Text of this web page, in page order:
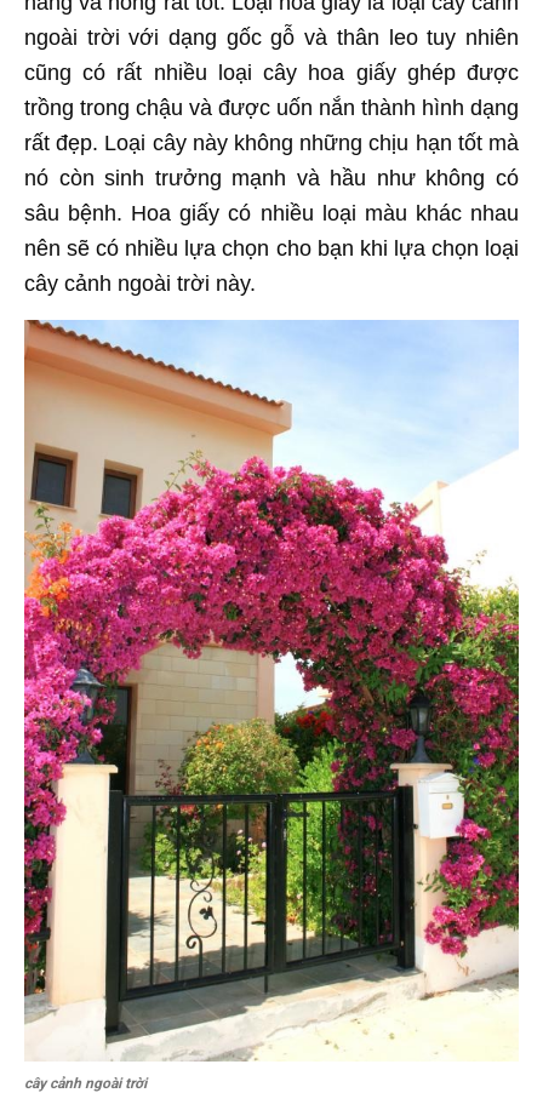
ngoài trời với dạng gốc gỗ và thân leo tuy nhiên
cũng có rất nhiều loại cây hoa giấy ghép được
trồng trong chậu và được uốn nắn thành hình dạng
rất đẹp. Loại cây này không những chịu hạn tốt mà
nó còn sinh trưởng mạnh và hầu như không có
sâu bệnh. Hoa giấy có nhiều loại màu khác nhau
nên sẽ có nhiều lựa chọn cho bạn khi lựa chọn loại
cây cảnh ngoài trời này.
cây cảnh ngoài trời